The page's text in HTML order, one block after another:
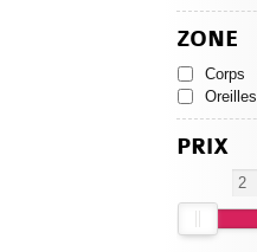
ZONE
Corps
Oreilles
PRIX